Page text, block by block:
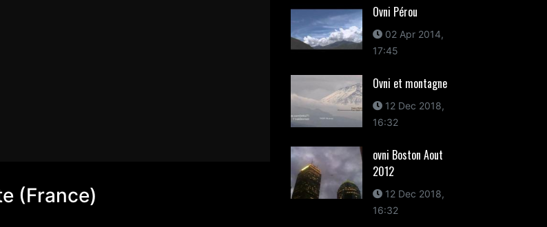
(France)
Ovni Pérou
02 Apr 2014,
17:45
Ovni et montagne
12 Dec 2018,
16:32
ovni Boston Aout
2012
12 Dec 2018,
16:32